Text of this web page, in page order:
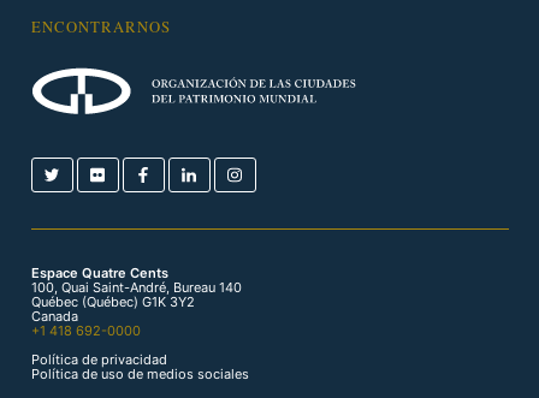
ENCONTRARNOS
Espace Quatre Cents
100, Quai Saint-André, Bureau 140
Québec (Québec) G1K 3Y2
Canada
+1 418 692-0000
Política de privacidad
Política de uso de medios sociales